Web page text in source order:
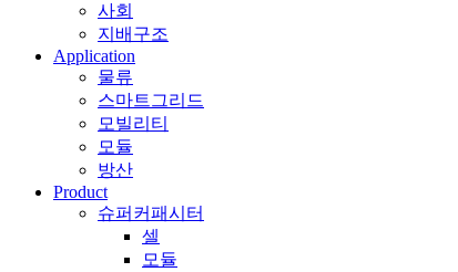
사회
지배구조
Application
물류
스마트그리드
모빌리티
모듈
방산
Product
슈퍼커패시터
셀
모듈